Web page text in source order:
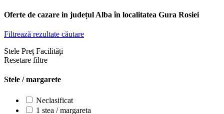
Oferte de cazare in județul Alba în localitatea Gura Rosiei
Filtrează rezultate căutare
Stele Preț Facilități
Resetare filtre
Stele / margarete
Neclasificat
1 stea / margareta